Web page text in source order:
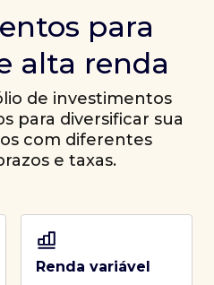
para
alta renda
de investimentos
para diversificar sua
com diferentes
e taxas.
Renda variável